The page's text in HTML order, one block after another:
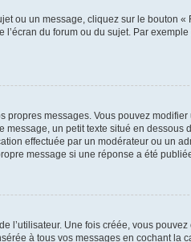
ou un message, cliquez sur le bouton
du forum ou du sujet. Par
messages. Vous pouvez
un petit texte situé en dessous
effectuée par un modérateur ou un
message si une réponse a été
l’utilisateur. Une fois créée, vous
à tous vos messages en cochant la